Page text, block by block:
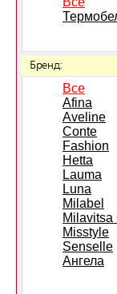
Бренд:
Все
Afina
Aveline
Conte
Fashion
Hetta
Lauma
Luna
Milabel
Milavitsa
Misstyle
Senselle
Ангела